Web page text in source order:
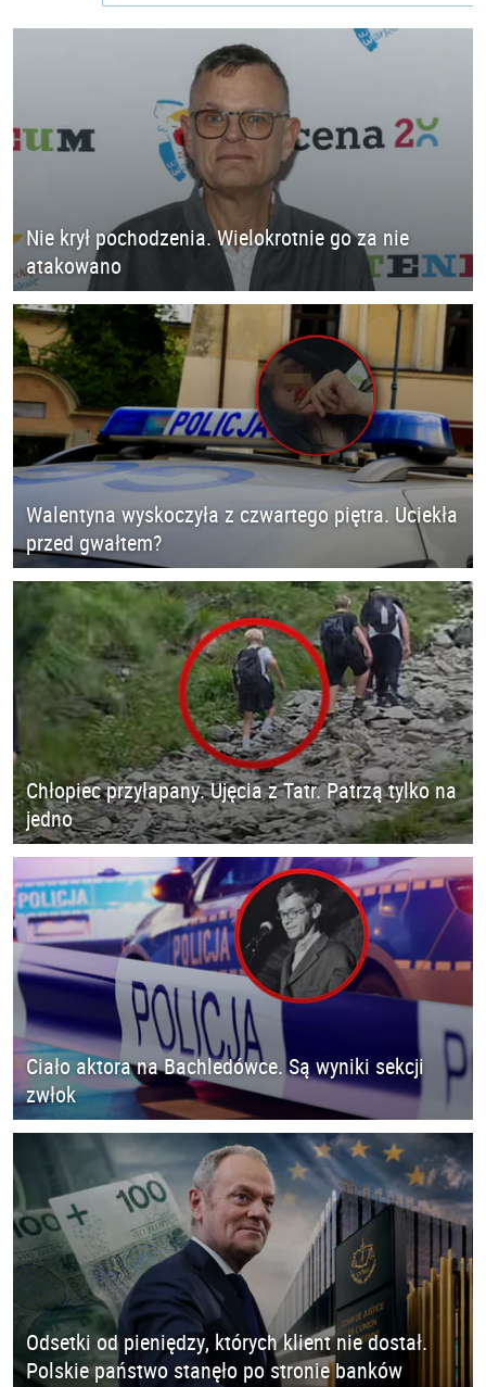
Nie krył pochodzenia. Wielokrotnie go za nie
atakowano
Walentyna wyskoczyła z czwartego piętra. Uciekła
przed gwałtem?
Chłopiec przyłapany. Ujęcia z Tatr. Patrzą tylko na
jedno
Ciało aktora na Bachledówce. Są wyniki sekcji
zwłok
Odsetki od pieniędzy, których klient nie dostał.
Polskie państwo stanęło po stronie banków